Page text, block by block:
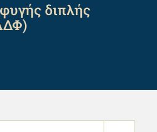
διπλής